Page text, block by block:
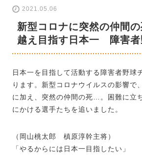
2021.05.06
新型コロナに突然の仲間
越え目指す日本一 障害者
日本一を目指して活動する障害者野球
ります。新型コロナウイルスの影響で
に加え、突然の仲間の死…。困難に立
にかける選手たちを追いました。
（岡山桃太郎 槙原淳幹主将）
「やるからには日本一目指したい」